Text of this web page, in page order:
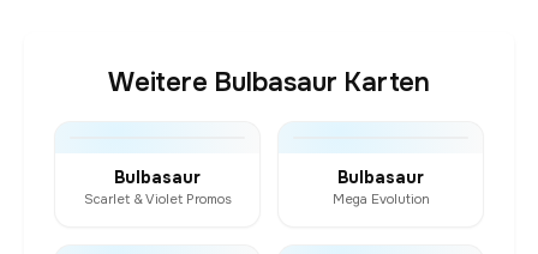
Weitere Bulbasaur Karten
Bulbasaur
Scarlet & Violet Promos
Bulbasaur
Mega Evolution